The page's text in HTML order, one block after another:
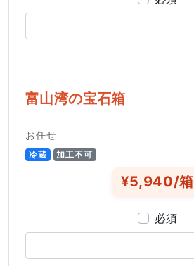
富山湾の宝石箱
お任せ
冷蔵 加工不可
¥5,940/箱
必須